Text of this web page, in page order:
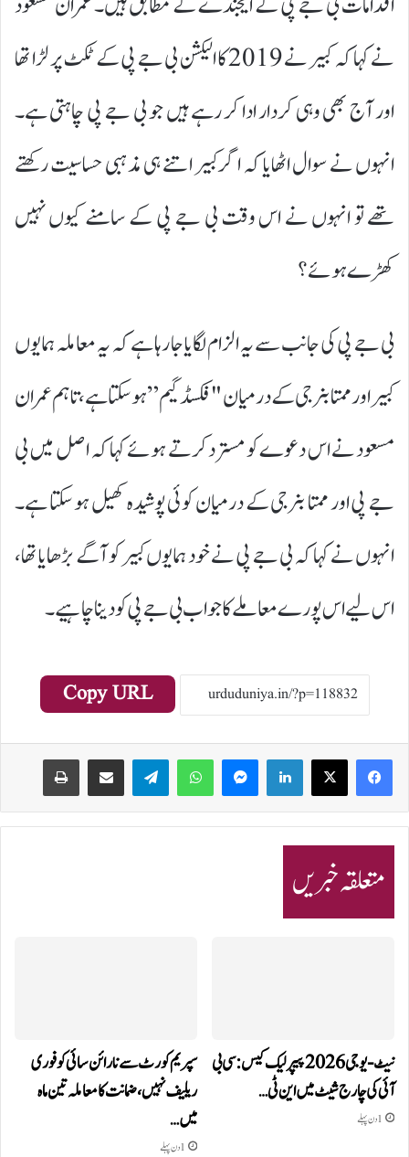
نے کہا کہ کبیر نے 2019 کا الیکشن بی جے پی کے ٹکٹ پر لڑا تھا
اور آج بھی وہی کردار ادا کر رہے ہیں جو بی جے پی چاہتی ہے۔
انہوں نے سوال اٹھایا کہ اگر کبیر اتنے ہی مذہبی حساسیت رکھتے
تھے تو انہوں نے اس وقت بی جے پی کے سامنے کیوں نہیں
کھڑے ہوئے؟
بی جے پی کی جانب سے یہ الزام لگایا جا رہا ہے کہ یہ معاملہ ہمایوں
کبیر اور ممتا بنرجی کے درمیان "فکسڈ گیم” ہو سکتا ہے، تاہم عمران
مسعود نے اس دعوے کو مسترد کرتے ہوئے کہا کہ اصل میں بی
جے پی اور ممتا بنرجی کے درمیان کوئی پوشیدہ کھیل ہو سکتا ہے۔
انہوں نے کہا کہ بی جے پی نے خود ہمایوں کبیر کو آگے بڑھایا تھا،
اس لیے اس پورے معاملے کا جواب بی جے پی کو دینا چاہیے۔
Copy URL
LinkedIn
WhatsApp
Telegram
متعلقہ خبریں
نیٹ-یو جی 2026 پیپر لیک کیس: سی بی
آئی کی چارج شیٹ میں این ٹی…
1 دن پہلے
سپریم کورٹ سے نارائن سائی کو فوری
ریلیف نہیں، ضمانت کا معاملہ تین ماہ
میں…
1 دن پہلے